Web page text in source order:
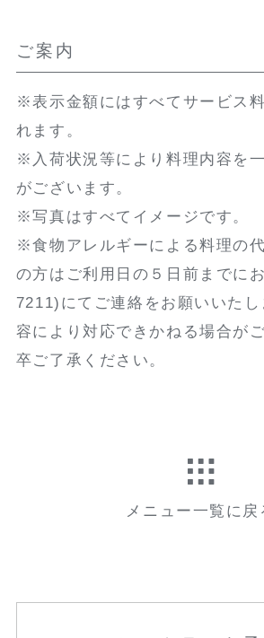
ご案内
※表示金額にはすべてサービス
れます。
※入荷状況等により料理内容を
がございます。
※写真はすべてイメージです。
※食物アレルギーによる料理の
の方はご利用日の５日前までに
7211)にてご連絡をお願いいた
容により対応できかねる場合が
卒ご了承ください。
メニュー一覧に戻